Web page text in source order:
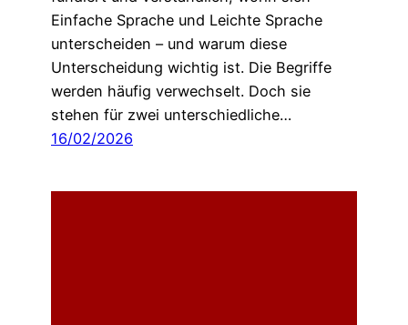
Einfache Sprache und Leichte Sprache
unterscheiden – und warum diese
Unterscheidung wichtig ist. Die Begriffe
werden häufig verwechselt. Doch sie
stehen für zwei unterschiedliche…
16/02/2026